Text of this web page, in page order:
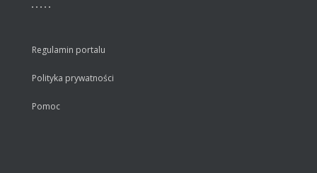
Regulamin portalu
Polityka prywatności
Pomoc